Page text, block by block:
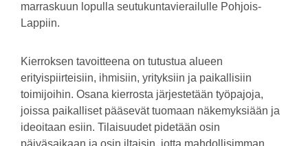
marraskuun lopulla seutukuntavierailulle Pohjois-
Lappiin.
Kierroksen tavoitteena on tutustua alueen
erityispiirteisiin, ihmisiin, yrityksiin ja paikallisiin
toimijoihin. Osana kierrosta järjestetään työpajoja,
joissa paikalliset pääsevät tuomaan näkemyksiään ja
ideoitaan esiin. Tilaisuudet pidetään osin
päiväsaikaan ja osin iltaisin, jotta mahdollisimman